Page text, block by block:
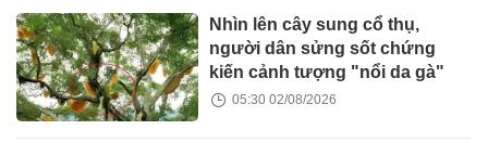
Nhìn lên cây sung cổ thụ,
người dân sửng sốt chứng
kiến cảnh tượng "nổi da gà"
05:30 02/08/2026